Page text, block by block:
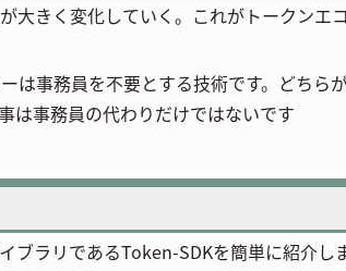
大きく変化していく。これがトークンエ
は事務員を不要とする技術です。どちら
は事務員の代わりだけではないです
ラリであるToken-SDKを簡単に紹介しま